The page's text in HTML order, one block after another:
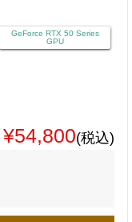
GeForce RTX 50 Series
GPU
¥54,800(税込)